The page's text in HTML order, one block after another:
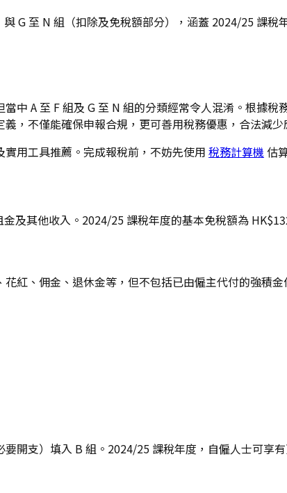
G 至 N 組（扣除及免稅額部分），涵蓋 2024/25 課
中 A 至 F 組及 G 至 N 組的分類經常令人混淆。根據稅
，不僅能確保申報合規，更可善用稅務優惠，合法減少
用工具推薦。完成報稅前，不妨先使用 稅務計算機 估
及其他收入。2024/25 課稅年度的基本免稅額為
紅、佣金、退休金等，但不包括已由僱主代付的強積
開支）填入 B 組。2024/25 課稅年度，自僱人士可享